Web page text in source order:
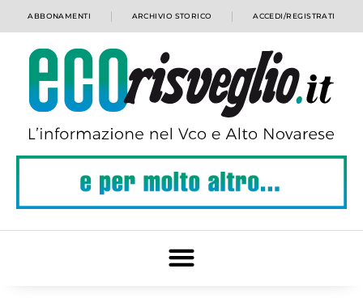
ABBONAMENTI ARCHIVIO STORICO ACCEDI/REGISTRATI